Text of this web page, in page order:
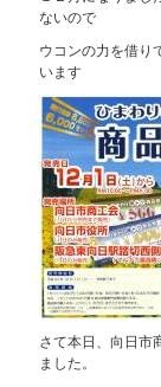
ないので
ウコンの力を借り
います
さて本日、向日市
ました。